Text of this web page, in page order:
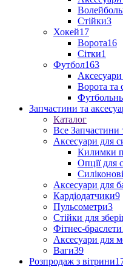
Стійки3
Хокей17
Ворота16
Сітки1
Футбол163
Ворота та
Запчастини та
Каталог
Все Запчастини
Аксесуари для
Килимки
Опції для
Аксесуари для
Кардіодатчики9
Пульсометри3
Стійки для
Фітнес-браслети
Аксесуари для
Ваги39
Розпродаж з вітрини